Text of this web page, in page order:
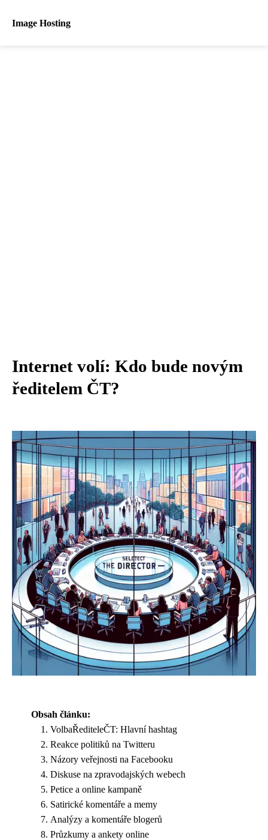
Image Hosting
Internet volí: Kdo bude novým
ředitelem ČT?
Obsah článku:
VolbaŘediteleČT: Hlavní hashtag
Reakce politiků na Twitteru
Názory veřejnosti na Facebooku
Diskuse na zpravodajských webech
Petice a online kampaně
Satirické komentáře a memy
Analýzy a komentáře blogerů
Průzkumy a ankety online